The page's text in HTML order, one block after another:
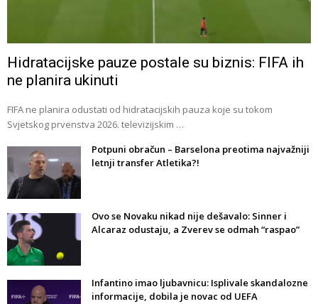
Hidratacijske pauze postale su biznis: FIFA ih
ne planira ukinuti
FIFA ne planira odustati od hidratacijskih pauza koje su tokom
Svjetskog prvenstva 2026. televizijskim …
Potpuni obračun – Barselona preotima najvažniji
letnji transfer Atletika?!
Ovo se Novaku nikad nije dešavalo: Sinner i
Alcaraz odustaju, a Zverev se odmah “raspao”
Infantino imao ljubavnicu: Isplivale skandalozne
informacije, dobila je novac od UEFA